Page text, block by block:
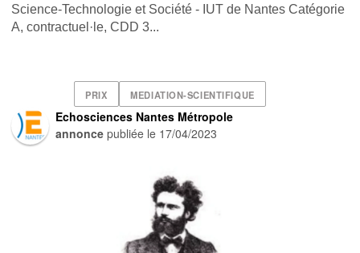
Science-Technologie et Société - IUT de Nantes Catégorie
A, contractuel·le, CDD 3...
PRIX MEDIATION-SCIENTIFIQUE
Echosciences Nantes Métropole
annonce publiée le 17/04/2023